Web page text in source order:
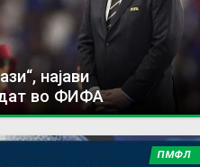
најави
во ФИФА
ПМФЛ